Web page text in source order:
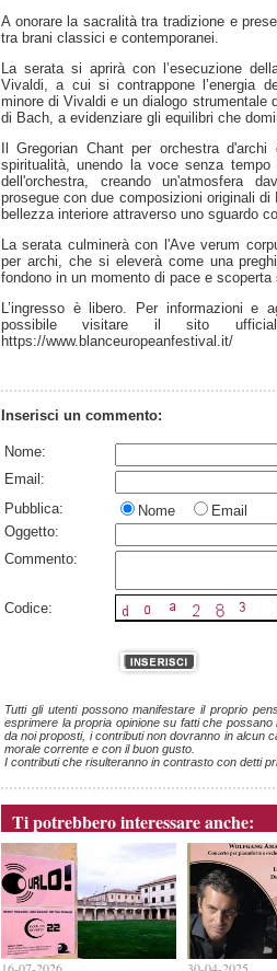
A onorare la sacralità tra tradizione e
tra brani classici e contemporanei.
La serata si aprirà con l’esecuzione
Vivaldi, a cui si contrappone l’energia
minore di Vivaldi e un dialogo strumentale
di Bach, a evidenziare gli equilibri che
Il Gregorian Chant per orchestra
spiritualità, unendo la voce senza
dell'orchestra, creando un'atmosfera
prosegue con due composizioni originali
bellezza interiore attraverso uno sguardo
La serata culminerà con l'Ave verum
per archi, che si eleverà come una
fondono in un momento di pace e scoperta
L’ingresso è libero. Per informazioni e
possibile visitare il sito
https://www.blanceuropeanfestival.it/
Inserisci un commento:
Nome:
Email:
Pubblica:
Nome
Email
Oggetto:
Commento:
Codice:
Tutti gli utenti possono manifestare il proprio
esprimere la propria opinione su fatti che
da noi proposti, i contributi non dovranno in alcun
morale corrente e con il buon gusto.
I contributi che risulteranno in contrasto con detti
Ti potrebbero interessare anche: